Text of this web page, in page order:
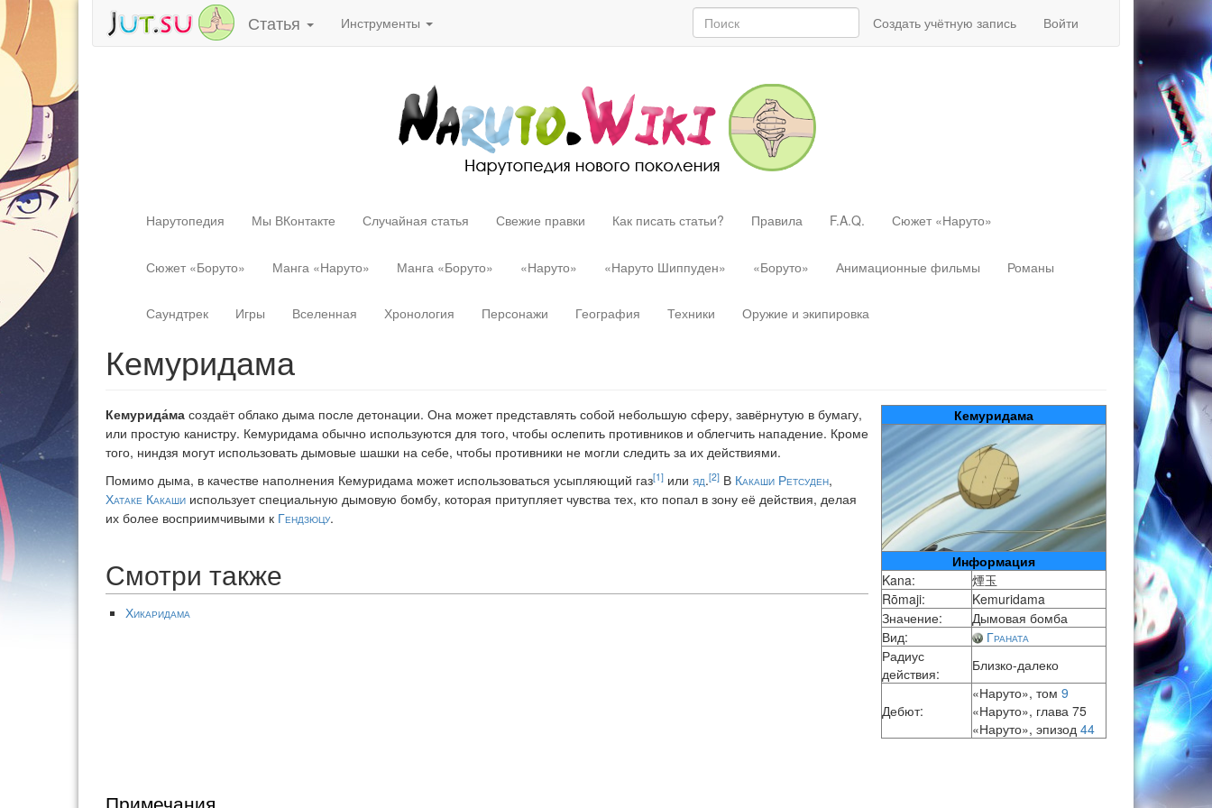
Статья Инструменты Создать учётную запись Войти
Нарутопедия Мы ВКонтакте Случайная статья Свежие правки Как писать статьи? Правила F.A.Q. Сюжет «Наруто»
Сюжет «Боруто» Манга «Наруто» Манга «Боруто» «Наруто» «Наруто Шиппуден» «Боруто» Анимационные фильмы Романы
Саундтрек Игры Вселенная Хронология Персонажи География Техники
Оружие и экипировка
Перейти
навигация ,
поиск
Кемуридама
Кемуридама
Информация
Kana:
煙玉
Rōmaji:
Kemuridama
Значение:
Дымовая бомба
Вид:
Граната
Радиус
действия:
Близко-далеко
Дебют:
«Наруто», том 9
«Наруто», глава 75
«Наруто», эпизод 44
Кемурида́ма создаёт облако дыма после детонации. Она может представлять собой небольшую сферу, завёрнутую в бумагу,
или простую канистру. Кемуридама обычно используются для того, чтобы ослепить противников и облегчить нападение. Кроме
того, ниндзя могут использовать дымовые шашки на себе, чтобы противники не могли следить за их действиями.
Помимо дыма, в качестве наполнения Кемуридама может использоваться усыпляющий газ[1] или яд.[2] В Какаши Ретсуден,
Хатаке Какаши использует специальную дымовую бомбу, которая притупляет чувства тех, кто попал в зону её действия, делая
их более восприимчивыми к Гендзюцу.
Смотри также
Хикаридама
Примечания